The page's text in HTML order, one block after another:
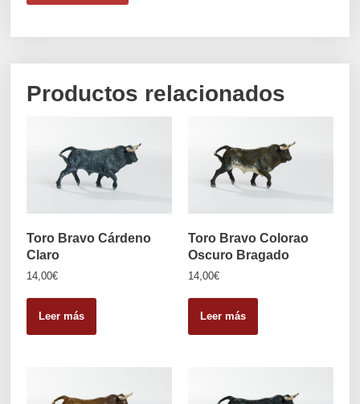
Productos relacionados
Toro Bravo Cárdeno
Claro
14,00€
Leer más
Toro Bravo Colorao
Oscuro Bragado
14,00€
Leer más